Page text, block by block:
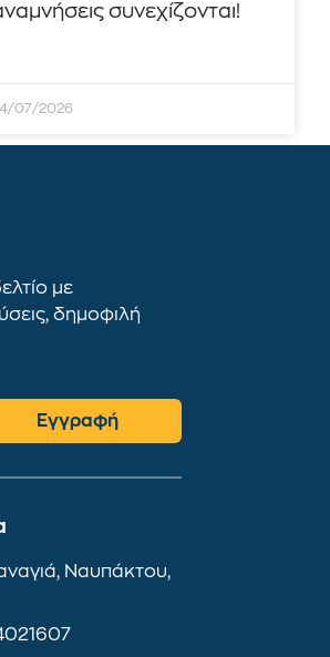
συνεχίζονται!
07/2026
με
δημοφιλή
Εγγραφή
Ναυπάκτου,